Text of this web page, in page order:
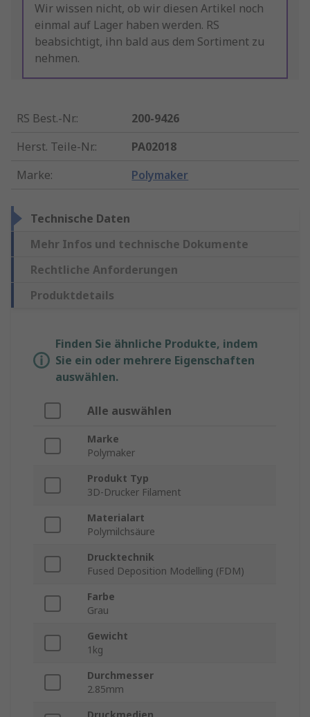
Wir wissen nicht, ob wir diesen Artikel noch
einmal auf Lager haben werden. RS
beabsichtigt, ihn bald aus dem Sortiment zu
nehmen.
RS Best.-Nr.:
200-9426
Herst. Teile-Nr.:
PA02018
Marke: Polymaker
Technische Daten
Mehr Infos und technische Dokumente
Rechtliche Anforderungen
Produktdetails
Finden Sie ähnliche Produkte, indem
Sie ein oder mehrere Eigenschaften
auswählen.
Alle auswählen
Marke
Polymaker
Produkt Typ
3D-Drucker Filament
Materialart
Polymilchsäure
Drucktechnik
Fused Deposition Modelling (FDM)
Farbe
Grau
Gewicht
1kg
Durchmesser
2.85mm